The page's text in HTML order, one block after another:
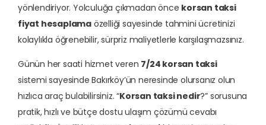
yönlendiriyor. Yolculuğa çıkmadan önce korsan taksi
fiyat hesaplama özelliği sayesinde tahmini ücretinizi
kolaylıkla öğrenebilir, sürpriz maliyetlerle karşılaşmazsınız.
Günün her saati hizmet veren 7/24 korsan taksi
sistemi sayesinde Bakırköy’ün neresinde olursanız olun
hızlıca araç bulabilirsiniz. “Korsan taksi nedir?” sorusuna
pratik, hızlı ve bütçe dostu ulaşım çözümü cevabı